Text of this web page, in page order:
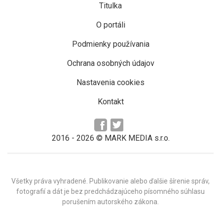
Titulka
O portáli
Podmienky používania
Ochrana osobných údajov
Nastavenia cookies
Kontakt
2016 - 2026 © MARK MEDIA s.r.o.
Všetky práva vyhradené. Publikovanie alebo ďalšie šírenie správ,
fotografií a dát je bez predchádzajúceho písomného súhlasu
porušením autorského zákona.